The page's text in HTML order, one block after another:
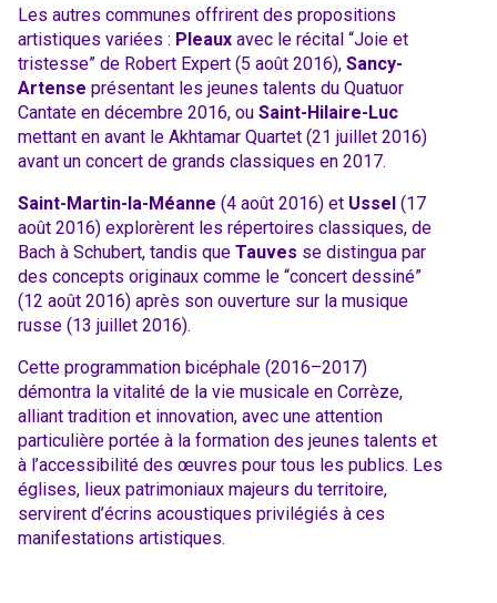
Les autres communes offrirent des propositions
artistiques variées : Pleaux avec le récital “Joie et
tristesse” de Robert Expert (5 août 2016), Sancy-
Artense présentant les jeunes talents du Quatuor
Cantate en décembre 2016, ou Saint-Hilaire-Luc
mettant en avant le Akhtamar Quartet (21 juillet 2016)
avant un concert de grands classiques en 2017.
Saint-Martin-la-Méanne (4 août 2016) et Ussel (17
août 2016) explorèrent les répertoires classiques, de
Bach à Schubert, tandis que Tauves se distingua par
des concepts originaux comme le “concert dessiné”
(12 août 2016) après son ouverture sur la musique
russe (13 juillet 2016).
Cette programmation bicéphale (2016–2017)
démontra la vitalité de la vie musicale en Corrèze,
alliant tradition et innovation, avec une attention
particulière portée à la formation des jeunes talents et
à l’accessibilité des œuvres pour tous les publics. Les
églises, lieux patrimoniaux majeurs du territoire,
servirent d’écrins acoustiques privilégiés à ces
manifestations artistiques.